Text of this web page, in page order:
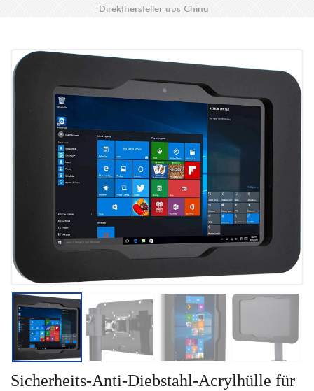
Direkthersteller aus China
Sicherheits-Anti-Diebstahl-Acrylhülle für